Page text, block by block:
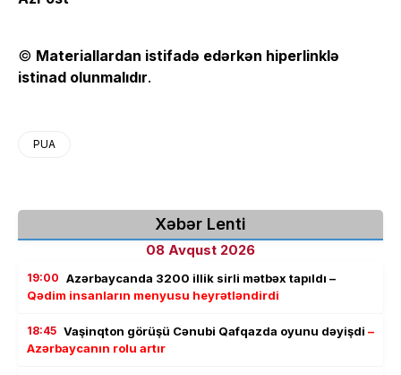
© Materiallardan istifadə edərkən hiperlinklə
istinad olunmalıdır.
PUA
Xəbər Lenti
08 Avqust 2026
19:00 Azərbaycanda 3200 illik sirli mətbəx tapıldı –
Qədim insanların menyusu heyrətləndirdi
18:45 Vaşinqton görüşü Cənubi Qafqazda oyunu dəyişdi –
Azərbaycanın rolu artır